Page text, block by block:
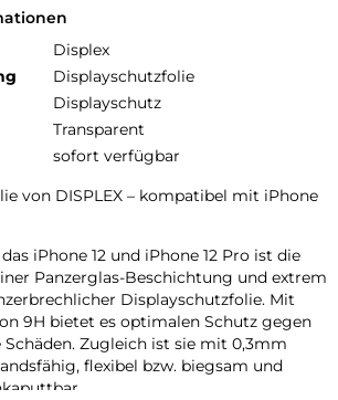
Displex
Displayschutzfolie
Displayschutz
Transparent
sofort verfügbar
von DISPLEX – kompatibel mit iPhone
iPhone 12 und iPhone 12 Pro ist die
Panzerglas-Beschichtung und extrem
Displayschutzfolie. Mit
9H bietet es optimalen Schutz gegen
Schäden. Zugleich ist sie mit 0,3mm
flexibel bzw. biegsam und